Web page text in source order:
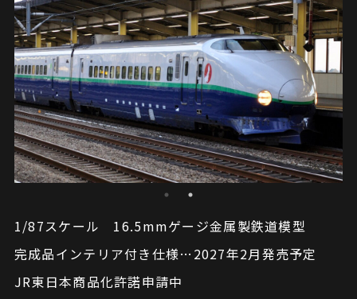
1/87スケール 16.5mmゲージ金属製鉄道模型
完成品インテリア付き仕様…2027年2月発売予定
JR東日本商品化許諾申請中